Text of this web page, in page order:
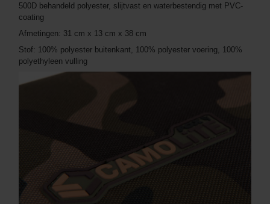
500D behandeld polyester, slijtvast en waterbestendig met PVC-
coating
Afmetingen: 31 cm x 13 cm x 38 cm
Stof: 100% polyester buitenkant, 100% polyester voering, 100%
polyethyleen vulling